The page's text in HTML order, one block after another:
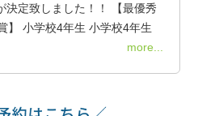
決定致しました！！ 【最優秀
】 小学校4年生 小学校4年生
more...